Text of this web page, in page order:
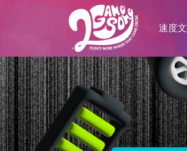
速度文